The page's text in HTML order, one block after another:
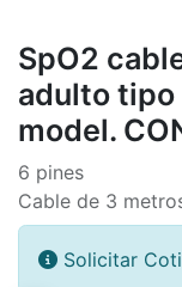
SpO2
adulto tipo
model.
6 pines
Cable de 3
Solicitar